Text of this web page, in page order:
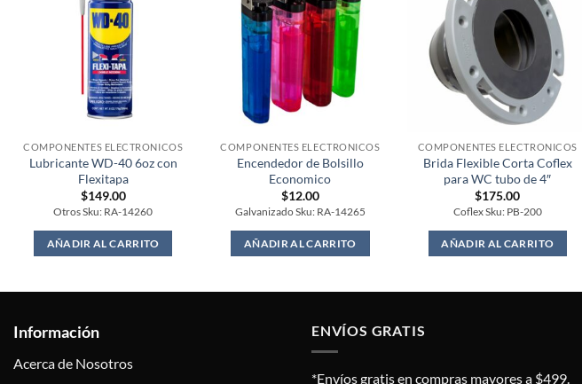
COMPONENTES ELECTRONICOS
Lubricante WD-40 6oz con
Flexitapa
$149.00
Otros Sku: RA-14260
AÑADIR AL CARRITO
COMPONENTES ELECTRONICOS
Encendedor de Bolsillo
Economico
$12.00
Galvanizado Sku: RA-14265
AÑADIR AL CARRITO
COMPONENTES ELECTRONICOS
Brida Flexible Corta Coflex
para WC tubo de 4″
$175.00
Coflex Sku: PB-200
AÑADIR AL CARRITO
Información
Acerca de Nosotros
ENVÍOS GRATIS
*Envíos gratis en compras mayores a $499.